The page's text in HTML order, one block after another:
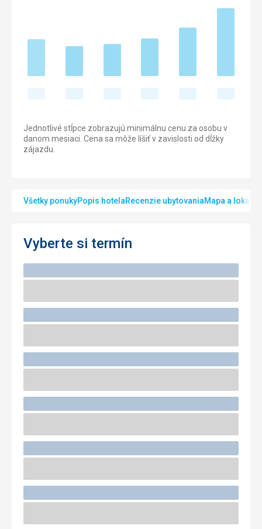
Jednotlivé stĺpce zobrazujú minimálnu cenu za osobu v
danom mesiaci. Cena sa môže líšiť v zavislosti od dĺžky
zájazdu.
Všetky ponukyPopis hotelaRecenzie ubytovaniaMapa a lokalita
Vyberte si termín